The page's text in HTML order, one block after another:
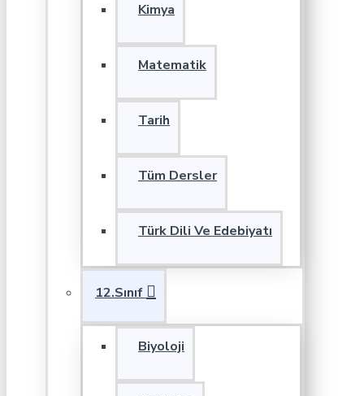
Kimya
Matematik
Tarih
Tüm Dersler
Türk Dili Ve Edebiyatı
12.Sınıf
Biyoloji